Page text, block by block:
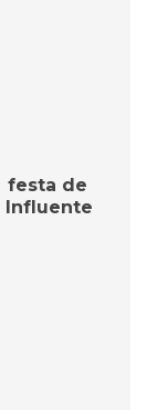
festa de
Influente